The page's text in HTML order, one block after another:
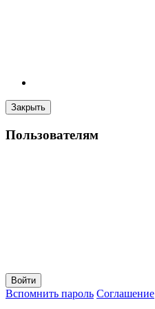
Закрыть
Пользователям
Вспомнить пароль Соглашение